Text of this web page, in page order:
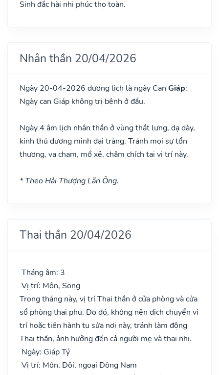
Sinh đắc hài nhi phúc thọ toàn.
Nhân thần 20/04/2026
Ngày 20-04-2026 dương lịch là ngày Can Giáp:
Ngày can Giáp không trị bệnh ở đầu.
Ngày 4 âm lịch nhân thần ở vùng thắt lưng, dạ dày,
kinh thủ dương minh đại tràng. Tránh mọi sự tổn
thương, va chạm, mổ xẻ, châm chích tại vị trí này.
* Theo Hải Thượng Lãn Ông.
Thai thần 20/04/2026
Tháng âm: 3
Vị trí: Môn, Song
Trong tháng này, vị trí Thai thần ở cửa phòng và cửa
sổ phòng thai phụ. Do đó, không nên dịch chuyển vị
trí hoặc tiến hành tu sửa nơi này, tránh làm động
Thai thần, ảnh hưởng đến cả người mẹ và thai nhi.
Ngày: Giáp Tý
Vị trí: Môn, Đôi, ngoại Đông Nam